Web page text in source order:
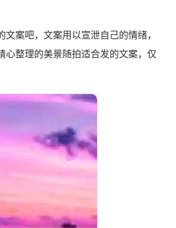
案吧，文案用以宣泄自己的情绪，
整理的美景随拍适合发的文案，仅